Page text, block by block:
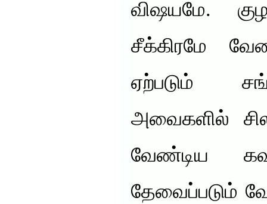
விஷயமே.
சீக்கிரமே
ஏற்படும்
அவைகளில்
வேண்டிய
தேவைப்படும்